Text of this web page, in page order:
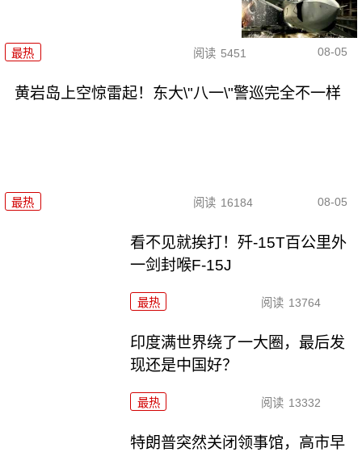
最热 阅读 5451 08-05
黄岩岛上空惊雷起！东大\"八一\"警巡完全不一样
最热 阅读 16184 08-05
看不见就挨打！歼-15T百公里外
一剑封喉F-15J
最热 阅读 13764
印度满世界绕了一大圈，最后发
现还是中国好？
最热 阅读 13332
特朗普突然关闭领事馆，高市早